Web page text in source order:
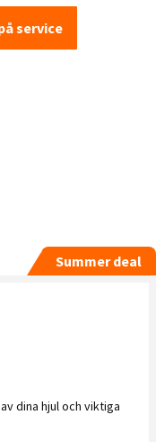
service
Summer deal
dina hjul och viktiga